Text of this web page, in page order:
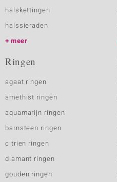
halskettingen
halssieraden
meer
Ringen
agaat ringen
amethist ringen
aquamarijn ringen
barnsteen ringen
citrien ringen
diamant ringen
gouden ringen